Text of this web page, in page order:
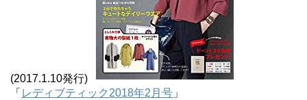
(2017.1.10発行)
「 レディブティック2018年2月号 」